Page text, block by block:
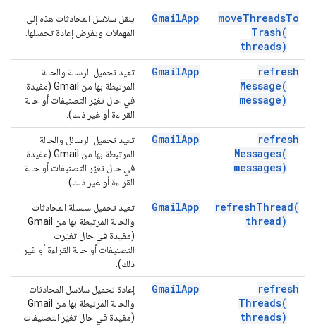
moveThreadsTo
Trash(
threads)
GmailApp
ينقل سلاسل المحادثات هذه إلى
المهملات ويفرض إعادة تحميلها.
refresh
Message(
message)
GmailApp
تعيد تحميل الرسالة والحالة
المرتبطة بها من Gmail (مفيدة
في حال تغيّر التصنيفات أو حالة
القراءة أو غير ذلك).
refresh
Messages(
messages)
GmailApp
تعيد تحميل الرسائل والحالة
المرتبطة بها من Gmail (مفيدة
في حال تغيّر التصنيفات أو حالة
القراءة أو غير ذلك).
refreshThread(
thread)
GmailApp
تعيد تحميل سلسلة المحادثات
والحالة المرتبطة بها من Gmail
(مفيدة في حال تغيّرت
التصنيفات أو حالة القراءة أو غير
ذلك).
refresh
Threads(
threads)
GmailApp
إعادة تحميل سلاسل المحادثات
والحالة المرتبطة بها من Gmail
(مفيدة في حال تغيّر التصنيفات